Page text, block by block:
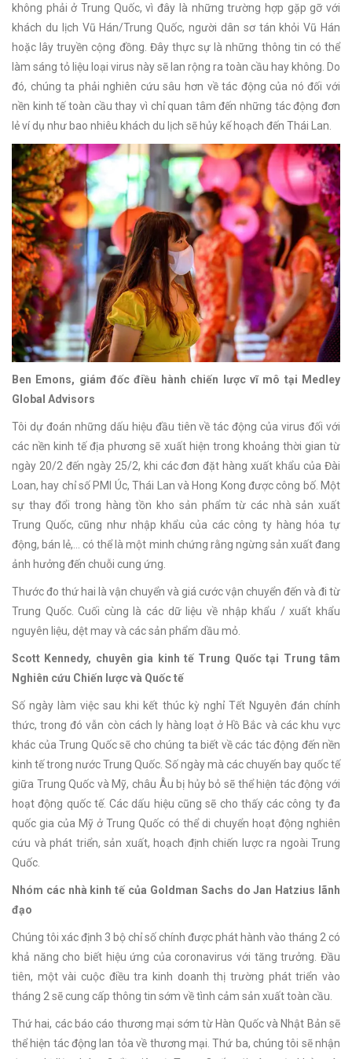
không phải ở Trung Quốc, vì đây là những trường hợp gặp gỡ với
khách du lịch Vũ Hán/Trung Quốc, người dân sơ tán khỏi Vũ Hán
hoặc lây truyền cộng đồng. Đây thực sự là những thông tin có thể
làm sáng tỏ liệu loại virus này sẽ lan rộng ra toàn cầu hay không. Do
đó, chúng ta phải nghiên cứu sâu hơn về tác động của nó đối với
nền kinh tế toàn cầu thay vì chỉ quan tâm đến những tác động đơn
lẻ ví dụ như bao nhiêu khách du lịch sẽ hủy kế hoạch đến Thái Lan.
Ben Emons, giám đốc điều hành chiến lược vĩ mô tại Medley
Global Advisors
Tôi dự đoán những dấu hiệu đầu tiên về tác động của virus đối với
các nền kinh tế địa phương sẽ xuất hiện trong khoảng thời gian từ
ngày 20/2 đến ngày 25/2, khi các đơn đặt hàng xuất khẩu của Đài
Loan, hay chỉ số PMI Úc, Thái Lan và Hong Kong được công bố. Một
sự thay đổi trong hàng tồn kho sản phẩm từ các nhà sản xuất
Trung Quốc, cũng như nhập khẩu của các công ty hàng hóa tự
động, bán lẻ,... có thể là một minh chứng rằng ngừng sản xuất đang
ảnh hưởng đến chuỗi cung ứng.
Thước đo thứ hai là vận chuyển và giá cước vận chuyển đến và đi từ
Trung Quốc. Cuối cùng là các dữ liệu về nhập khẩu / xuất khẩu
nguyên liệu, dệt may và các sản phẩm dầu mỏ.
Scott Kennedy, chuyên gia kinh tế Trung Quốc tại Trung tâm
Nghiên cứu Chiến lược và Quốc tế
Số ngày làm việc sau khi kết thúc kỳ nghỉ Tết Nguyên đán chính
thức, trong đó vẫn còn cách ly hàng loạt ở Hồ Bắc và các khu vực
khác của Trung Quốc sẽ cho chúng ta biết về các tác động đến nền
kinh tế trong nước Trung Quốc. Số ngày mà các chuyến bay quốc tế
giữa Trung Quốc và Mỹ, châu Âu bị hủy bỏ sẽ thể hiện tác động với
hoạt động quốc tế. Các dấu hiệu cũng sẽ cho thấy các công ty đa
quốc gia của Mỹ ở Trung Quốc có thể di chuyển hoạt động nghiên
cứu và phát triển, sản xuất, hoạch định chiến lược ra ngoài Trung
Quốc.
Nhóm các nhà kinh tế của Goldman Sachs do Jan Hatzius lãnh
đạo
Chúng tôi xác định 3 bộ chỉ số chính được phát hành vào tháng 2 có
khả năng cho biết hiệu ứng của coronavirus với tăng trưởng. Đầu
tiên, một vài cuộc điều tra kinh doanh thị trường phát triển vào
tháng 2 sẽ cung cấp thông tin sớm về tình cảm sản xuất toàn cầu.
Thứ hai, các báo cáo thương mại sớm từ Hàn Quốc và Nhật Bản sẽ
thể hiện tác động lan tỏa về thương mại. Thứ ba, chúng tôi sẽ nhận